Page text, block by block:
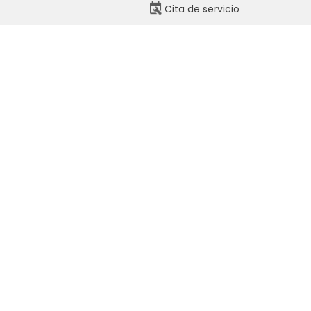
Cita de servicio